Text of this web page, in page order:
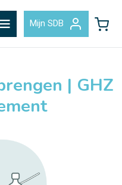
Mijn SDB
| GHZ